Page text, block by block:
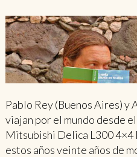
Pablo Rey (Buenos Aires) y
viajan por el mundo desde
Mitsubishi Delica L300 4×4
estos años veinte años de